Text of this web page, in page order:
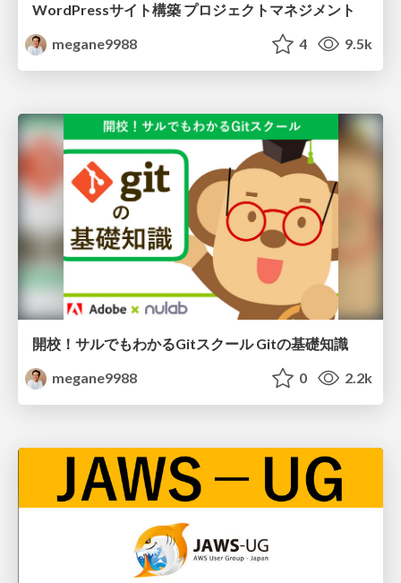
WordPressサイト構築 プロジェクトマネジメント
megane9988
4 9.5k
開校！サルでもわかるGitスクール Gitの基礎知識
megane9988
0 2.2k